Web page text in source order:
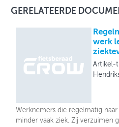
GERELATEERDE
werk
Artikel-
Werknemers die regelmatig
minder vaak ziek. Zij verzuimen